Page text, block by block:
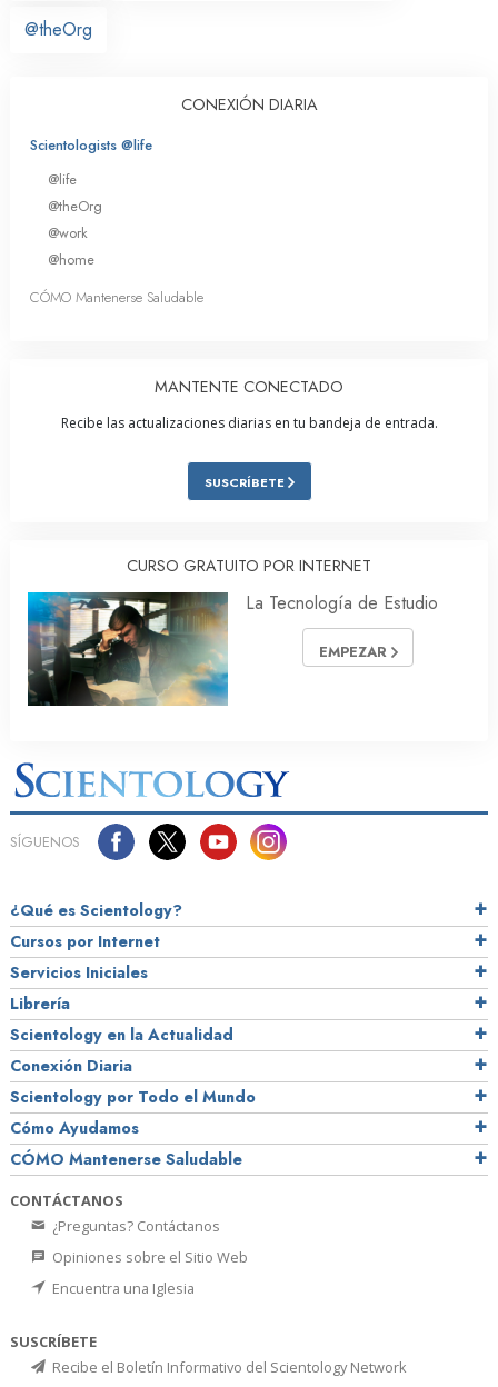
@theOrg
CONEXIÓN DIARIA
Scientologists @life
@life
@theOrg
@work
@home
CÓMO Mantenerse Saludable
MANTENTE CONECTADO
Recibe las actualizaciones diarias en tu bandeja de entrada.
SUSCRÍBETE
CURSO GRATUITO POR INTERNET
La Tecnología de Estudio
EMPEZAR
SÍGUENOS
¿Qué es Scientology?
Cursos por Internet
Servicios Iniciales
Librería
Scientology en la Actualidad
Conexión Diaria
Scientology por Todo el Mundo
Cómo Ayudamos
CÓMO Mantenerse Saludable
CONTÁCTANOS
¿Preguntas? Contáctanos
Opiniones sobre el Sitio Web
Encuentra una Iglesia
SUSCRÍBETE
Recibe el Boletín Informativo del Scientology Network